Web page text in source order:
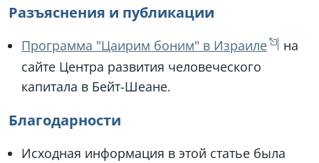
Разъяснения и публикации
Программа "Цаирим боним" в Израиле
на
сайте Центра развития человеческого
капитала в Бейт-Шеане.
Благодарности
Исходная информация в этой статье была